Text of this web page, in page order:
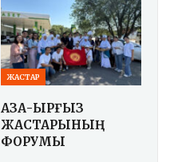
ЖАСТАР
ҚАЗАҚ-ҚЫРҒЫЗ
ЖАСТАРЫНЫҢ
ФОРУМЫ